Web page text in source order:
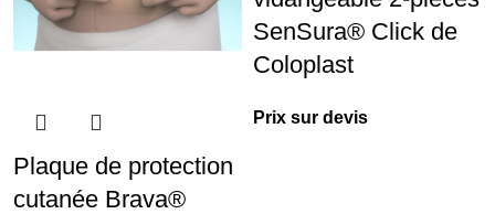
Plaque de protection
cutanée Brava®
SenSura® Click de
Coloplast
Prix sur devis